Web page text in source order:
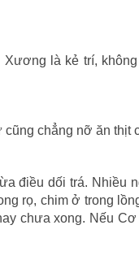
là kẻ trí,
chẳng nỡ ăn thịt
điều dối trá. Nhiều
rọ, chim ở trong
chưa xong. Nếu